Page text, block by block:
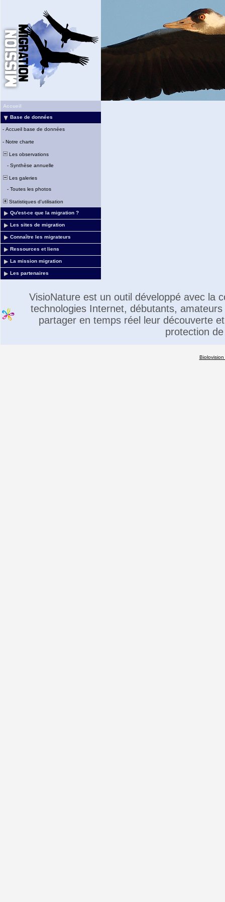
Accueil
Base de données
- Accueil base de données
- Notre charte
Les observations
- Synthèse annuelle
Les galeries
- Toutes les photos
Statistiques d'utilisation
Qu'est-ce que la migration ?
Les sites de migration
Connaître les migrateurs
Ressources et liens
La mission migration
Les partenaires
VisioNature est un outil développé avec la
technologies Internet, débutants,
partager en temps réel leur découverte
protection
Biolovision